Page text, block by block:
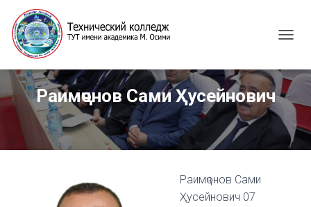
G
G
L
N
A
V
Раимҷонов Сами Ҳусейнович
Раимҷонов Сами
Ҳусейнович 07